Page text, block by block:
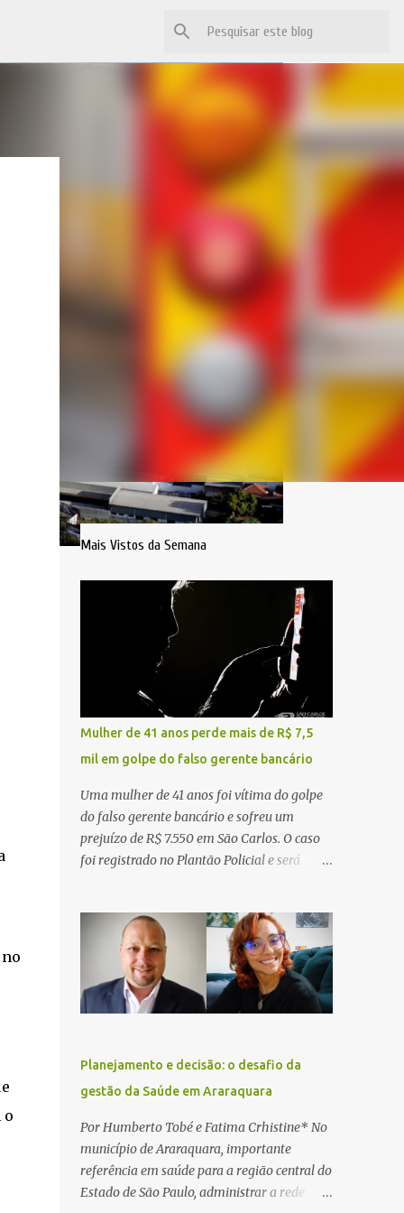
o
Mais Vistos da Semana
Mulher de 41 anos perde mais de R$ 7,5
mil em golpe do falso gerente bancário
Uma mulher de 41 anos foi vítima do golpe
do falso gerente bancário e sofreu um
prejuízo de R$ 7.550 em São Carlos. O caso
foi registrado no Plantão Policial e será
ocorrência, a vítima recebeu contato pelo
WhatsApp de um homem que afirmava ser
o novo gerente da conta bancária da
empresa. O suspeito alegou que seria
necessário atualizar o cadastro da conta e
procedimentos que deveriam ser realizados.
Dias depois, o golpista enviou um
documento em PDF simulando uma
comunicação oficial da instituição
financeira. Na sequência, entrou em contato
por telefone e encaminhou um link,
orientando a vítima a acessá-lo pelo
Planejamento e decisão: o desafio da
gestão da Saúde em Araraquara
Por Humberto Tobé e Fatima Crhistine* No
município de Araraquara, importante
referência em saúde para a região central do
Estado de São Paulo, administrar a rede